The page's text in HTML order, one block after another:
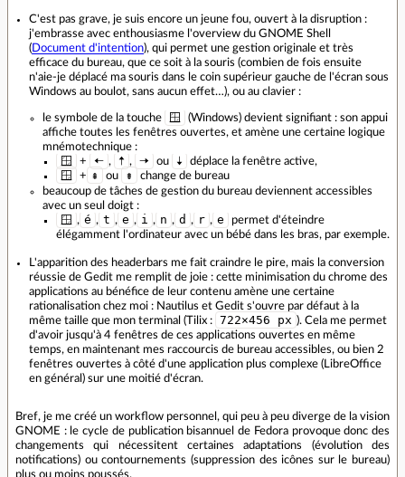
C'est pas grave, je suis encore un jeune fou, ouvert à la disruption :
j'embrasse avec enthousiasme l'overview du GNOME Shell
(Document d'intention), qui permet une gestion originale et très
efficace du bureau, que ce soit à la souris (combien de fois ensuite
n'aie-je déplacé ma souris dans le coin supérieur gauche de l'écran sous
Windows au boulot, sans aucun effet…), ou au clavier :
le symbole de la touche 🪟
(Windows) devient signifiant : son appui
affiche toutes les fenêtres ouvertes, et amène une certaine logique
mnémotechnique :
🪟 + 🠠 , 🠡 , 🠢 ou 🠣 déplace la fenêtre active,
🪟 + ⇞ ou ⇟
change de bureau
beaucoup de tâches de gestion du bureau deviennent accessibles
avec un seul doigt :
🪟 , é , t , e , i , n , d , r , e
permet d'éteindre
élégamment l'ordinateur avec un bébé dans les bras, par exemple.
L'apparition des headerbars me fait craindre le pire, mais la conversion
réussie de Gedit me remplit de joie : cette minimisation du chrome des
applications au bénéfice de leur contenu amène une certaine
rationalisation chez moi : Nautilus et Gedit s'ouvre par défaut à la
même taille que mon terminal (Tilix :
722×456 px ). Cela me permet
d'avoir jusqu'à 4 fenêtres de ces applications ouvertes en même
temps, en maintenant mes raccourcis de bureau accessibles, ou bien 2
fenêtres ouvertes à côté d'une application plus complexe (LibreOffice
en général) sur une moitié d'écran.
Bref, je me créé un workflow personnel, qui peu à peu diverge de la vision
GNOME : le cycle de publication bisannuel de Fedora provoque donc des
changements qui nécessitent certaines adaptations (évolution des
notifications) ou contournements (suppression des icônes sur le bureau)
plus ou moins poussés.